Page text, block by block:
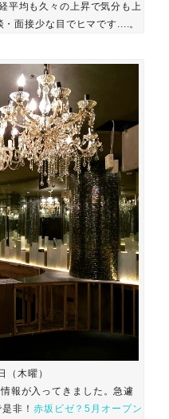
平均も久々の上昇で気分も上
面接少な目でヒマです....。
木曜）
報が入ってきました。急遽
非！ 赤坂ビゼ？5月オープン